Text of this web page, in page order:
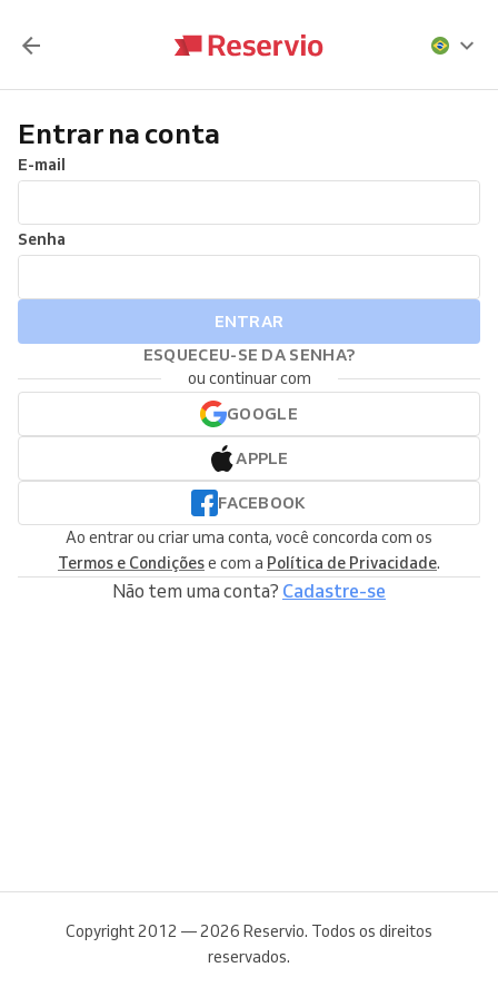
Entrar na conta
E-mail
Senha
ENTRAR
ESQUECEU-SE DA SENHA?
ou continuar com
GOOGLE
APPLE
FACEBOOK
Ao entrar ou criar uma conta, você concorda com os
Termos e Condiçõese com a Política de Privacidade.
Não tem uma conta? Cadastre-se
Copyright 2012 — 2026 Reservio. Todos os direitos
reservados.